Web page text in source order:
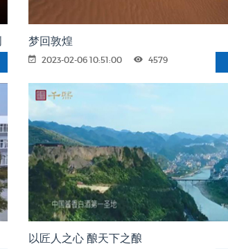
梦回敦煌
2023-02-06 10:51:00 4579
以匠人之心 酿天下之酿